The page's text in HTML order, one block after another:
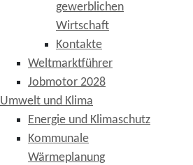
gewerblichen
Wirtschaft
Kontakte
Weltmarktführer
Jobmotor 2028
Umwelt und Klima
Energie und Klimaschutz
Kommunale
Wärmeplanung